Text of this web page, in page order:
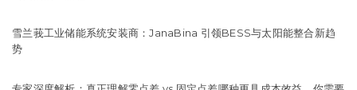
雪兰莪工业储能系统安装商：JanaBina 引领BESS与太阳能整合新趋
势